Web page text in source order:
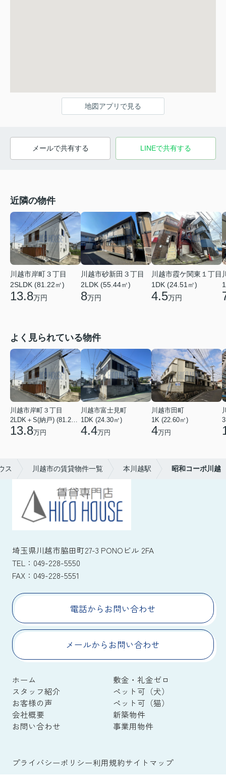
地図アプリで見る
メールで共有する LINEで共有する
近隣の物件
川越市岸町３丁目
2SLDK (81.22㎡)
13.8万円
川越市砂新田３丁目
2LDK (55.44㎡)
8万円
川越市霞ケ関東１丁目
1DK (24.51㎡)
4.5万円
よく見られている物件
川越市岸町３丁目
13.8万円
川越市富士見町
1DK (24.30㎡)
4.4万円
川越市田町
1K (22.60㎡)
4万円
ス 川越市の賃貸物件一覧 本川越駅 昭和コーポ川越
埼玉県川越市脇田町27-3 PONOビル 2FA
TEL： 049-228-5550
FAX： 049-228-5551
電話からお問い合わせ
メールからお問い合わせ
ホーム
敷金・礼金ゼロ
スタッフ紹介
ペット可（犬）
お客様の声
ペット可（猫）
会社概要
新築物件
お問い合わせ
事業用物件
プライバシーポリシー利用規約サイトマップ